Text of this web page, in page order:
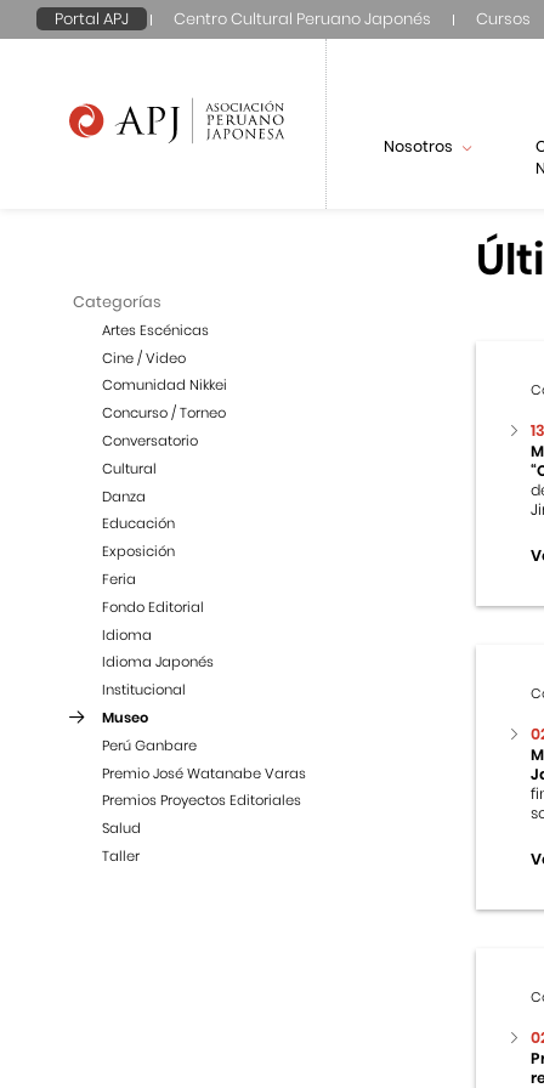
Portal APJ Centro Cultural Peruano Japonés Cursos
Nosotros
Categorías
Artes Escénicas
Cine / Video
Comunidad Nikkei
Concurso / Torneo
Conversatorio
Cultural
Danza
Educación
Exposición
Feria
Fondo Editorial
Idioma
Idioma Japonés
Institucional
Museo
Perú Ganbare
Premio José Watanabe Varas
Premios Proyectos Editoriales
Salud
Taller